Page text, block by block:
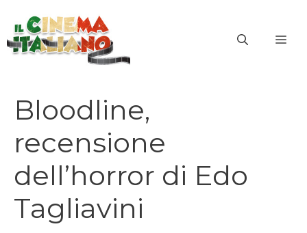
contenuto
Bloodline,
recensione
dell’horror di Edo
Tagliavini